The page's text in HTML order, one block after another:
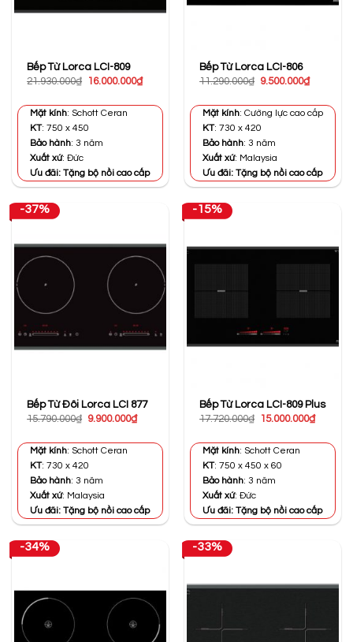
Bếp Từ Lorca LCI-809
21.930.000₫
Giá
21.930.000₫.
16.000.000₫Giá
Mặt kính: Schott Ceran
KT: 750 x 450
Bảo hành: 3 năm
Xuất xứ: Đức
Ưu đãi: Tặng bộ nồi cao cấp
Bếp Từ Lorca LCI-806
11.290.000₫ Giá
11.290.000₫.
9.500.000₫Giá
là:
Mặt kính: Cường lực cao cấp
KT: 730 x 420
Bảo hành: 3 năm
Xuất xứ: Malaysia
Ưu đãi: Tặng bộ nồi cao cấp
-37%
Bếp Từ Đôi Lorca LCI 877
15.790.000₫ Giá
15.790.000₫.
9.900.000₫Giá
Mặt kính: Schott Ceran
KT: 730 x 420
Bảo hành: 3 năm
Xuất xứ: Malaysia
Ưu đãi: Tặng bộ nồi cao cấp
-15%
Bếp Từ Lorca LCI-809 Plus
17.720.000₫
Giá
17.720.000₫.
15.000.000₫Giá
Mặt kính: Schott Ceran
KT: 750 x 450 x 60
Bảo hành: 3 năm
Xuất xứ: Đức
Ưu đãi: Tặng bộ nồi cao cấp
-34% -33%